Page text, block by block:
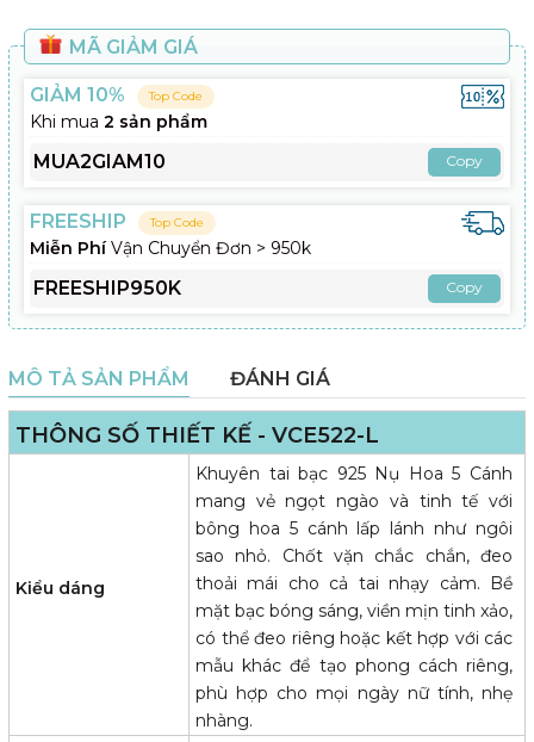
MÃ GIẢM GIÁ
GIẢM 10% Top Code
Khi mua 2 sản phẩm
MUA2GIAM10 Copy
FREESHIP Top Code
Miễn PhíVận Chuyển Đơn > 950k
FREESHIP950K Copy
MÔ TẢ SẢN PHẨM ĐÁNH GIÁ
THÔNG SỐ THIẾT KẾ - VCE522-L
Kiểu dáng
Khuyên tai bạc 925 Nụ Hoa 5 Cánh
mang vẻ ngọt ngào và tinh tế với
bông hoa 5 cánh lấp lánh như ngôi
sao nhỏ. Chốt vặn chắc chắn, đeo
thoải mái cho cả tai nhạy cảm. Bề
mặt bạc bóng sáng, viền mịn tinh xảo,
có thể đeo riêng hoặc kết hợp với các
mẫu khác để tạo phong cách riêng,
phù hợp cho mọi ngày nữ tính, nhẹ
nhàng.